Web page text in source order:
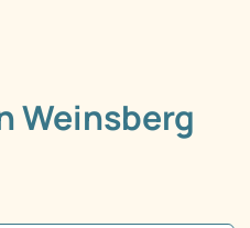
Weinsberg